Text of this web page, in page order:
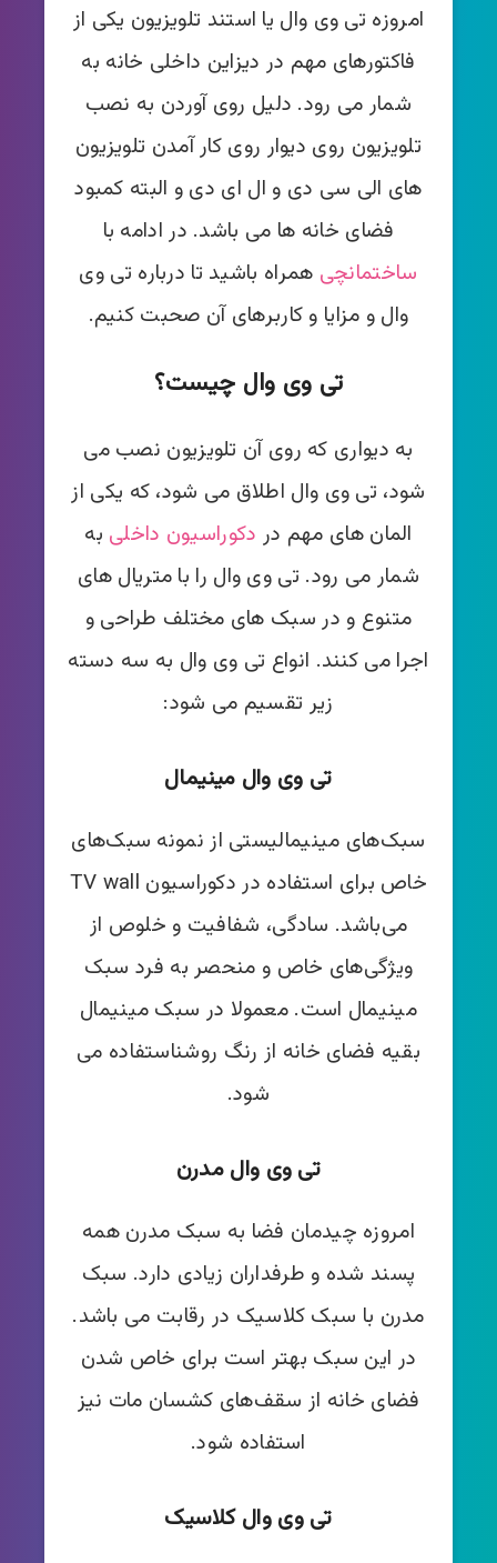
امروزه تی وی وال یا استند تلویزیون یکی از
فاکتورهای مهم در دیزاین داخلی خانه به
شمار می رود. دلیل روی آوردن به نصب
تلویزیون روی دیوار روی کار آمدن تلویزیون
های الی سی دی و ال ای دی و البته کمبود
فضای خانه ها می باشد. در ادامه با
ساختمانچی همراه باشید تا درباره تی‌ وی
وال و مزایا و کاربرهای آن صحبت کنیم.
تی وی وال چیست؟
به دیواری که روی آن تلویزیون نصب می
شود، تی‌ وی وال اطلاق می شود، که یکی از
المان های مهم در دکوراسیون داخلی به
شمار می رود. تی وی ‌وال را با متریال های
متنوع و در سبک های مختلف طراحی و
اجرا می کنند. انواع تی وی وال به سه دسته
زیر تقسیم می شود:
تی وی ‌وال مینیمال
سبک‌های مینیمالیستی از نمونه سبک‌های
خاص برای استفاده در دکوراسیون TV wall
می‌باشد. سادگی، شفافیت و خلوص از
ویژگی‌های خاص و منحصر به فرد سبک
مینیمال است. معمولا در سبک مینیمال
بقیه فضای خانه از رنگ روشناستفاده می
شود.
تی وی وال مدرن
امروزه چیدمان فضا به سبک مدرن همه
پسند شده و طرفداران زیادی دارد. سبک
مدرن با سبک کلاسیک در رقابت می باشد.
در این سبک بهتر است برای خاص شدن
فضای خانه از سقف‌های کشسان مات نیز
استفاده شود.
تی وی ‌وال کلاسیک